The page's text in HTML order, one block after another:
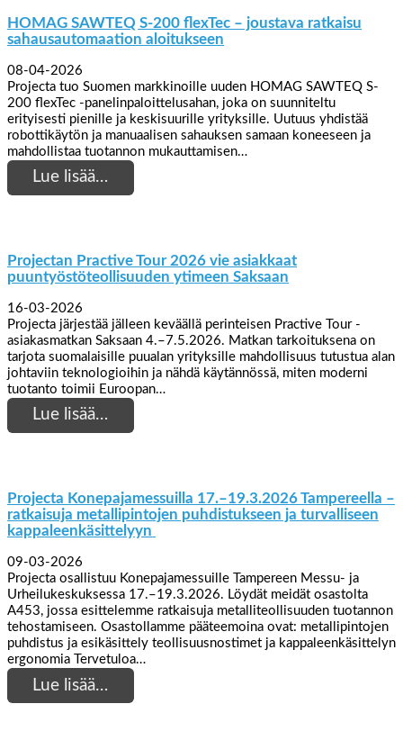
HOMAG SAWTEQ S-200 flexTec – joustava ratkaisu
sahausautomaation aloitukseen
08-04-2026
Projecta tuo Suomen markkinoille uuden HOMAG SAWTEQ S-
200 flexTec -panelinpaloittelusahan, joka on suunniteltu
erityisesti pienille ja keskisuurille yrityksille. Uutuus yhdistää
robottikäytön ja manuaalisen sahauksen samaan koneeseen ja
mahdollistaa tuotannon mukauttamisen…
Lue lisää…
Projectan Practive Tour 2026 vie asiakkaat
puuntyöstöteollisuuden ytimeen Saksaan
16-03-2026
Projecta järjestää jälleen keväällä perinteisen Practive Tour -
asiakasmatkan Saksaan 4.–7.5.2026. Matkan tarkoituksena on
tarjota suomalaisille puualan yrityksille mahdollisuus tutustua alan
johtaviin teknologioihin ja nähdä käytännössä, miten moderni
tuotanto toimii Euroopan…
Lue lisää…
Projecta Konepajamessuilla 17.–19.3.2026 Tampereella –
ratkaisuja metallipintojen puhdistukseen ja turvalliseen
kappaleenkäsittelyyn
09-03-2026
Projecta osallistuu Konepajamessuille Tampereen Messu- ja
Urheilukeskuksessa 17.–19.3.2026. Löydät meidät osastolta
A453, jossa esittelemme ratkaisuja metalliteollisuuden tuotannon
tehostamiseen. Osastollamme pääteemoina ovat: metallipintojen
puhdistus ja esikäsittely teollisuusnostimet ja kappaleenkäsittelyn
ergonomia Tervetuloa…
Lue lisää…